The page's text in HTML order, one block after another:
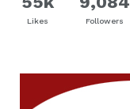
Likes Followers